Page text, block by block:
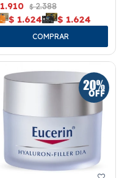
1.910 $ 2.388
$ 1.624 $ 1.624